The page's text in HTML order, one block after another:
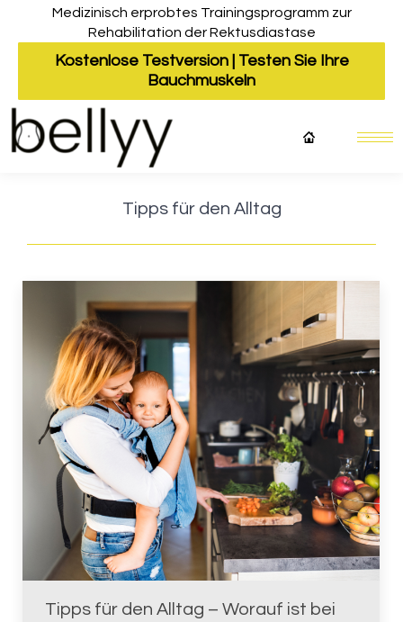
Medizinisch erprobtes Trainingsprogramm zur
Rehabilitation der Rektusdiastase
Kostenlose Testversion | Testen Sie Ihre
Bauchmuskeln
Tipps für den Alltag
Tipps für den Alltag – Worauf ist bei